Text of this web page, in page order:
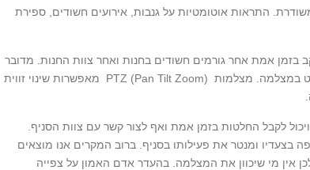
התראות אוטומטיות על גנבות, אירועים חשודים, ספירת
בזמן אמת אחר גורמים חשודים בחנות ואחר צוות החנות. מדובר
בשיטה המבוססת על מצלמת רשת ממונעת המאפשרת לצופה לשלוט במצלמה. מצלמות PTZ (Pan Tilt Zoom) מאפשרות שינוי זווית
לקבל החלטות בזמן אמת ואף לצור קשר עם צוות הסניף.
בצעדיו ומנטר את פעילותו בסניף. ברוב המקרים אנו מוצאים
אין מי שיכוון את המצלמה. בהעדר אדם האמון על צפייה